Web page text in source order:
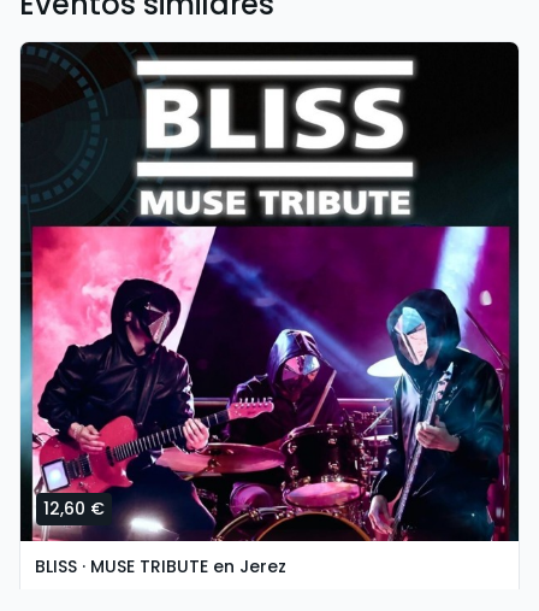
12,60 €
BLISS · MUSE TRIBUTE en Jerez